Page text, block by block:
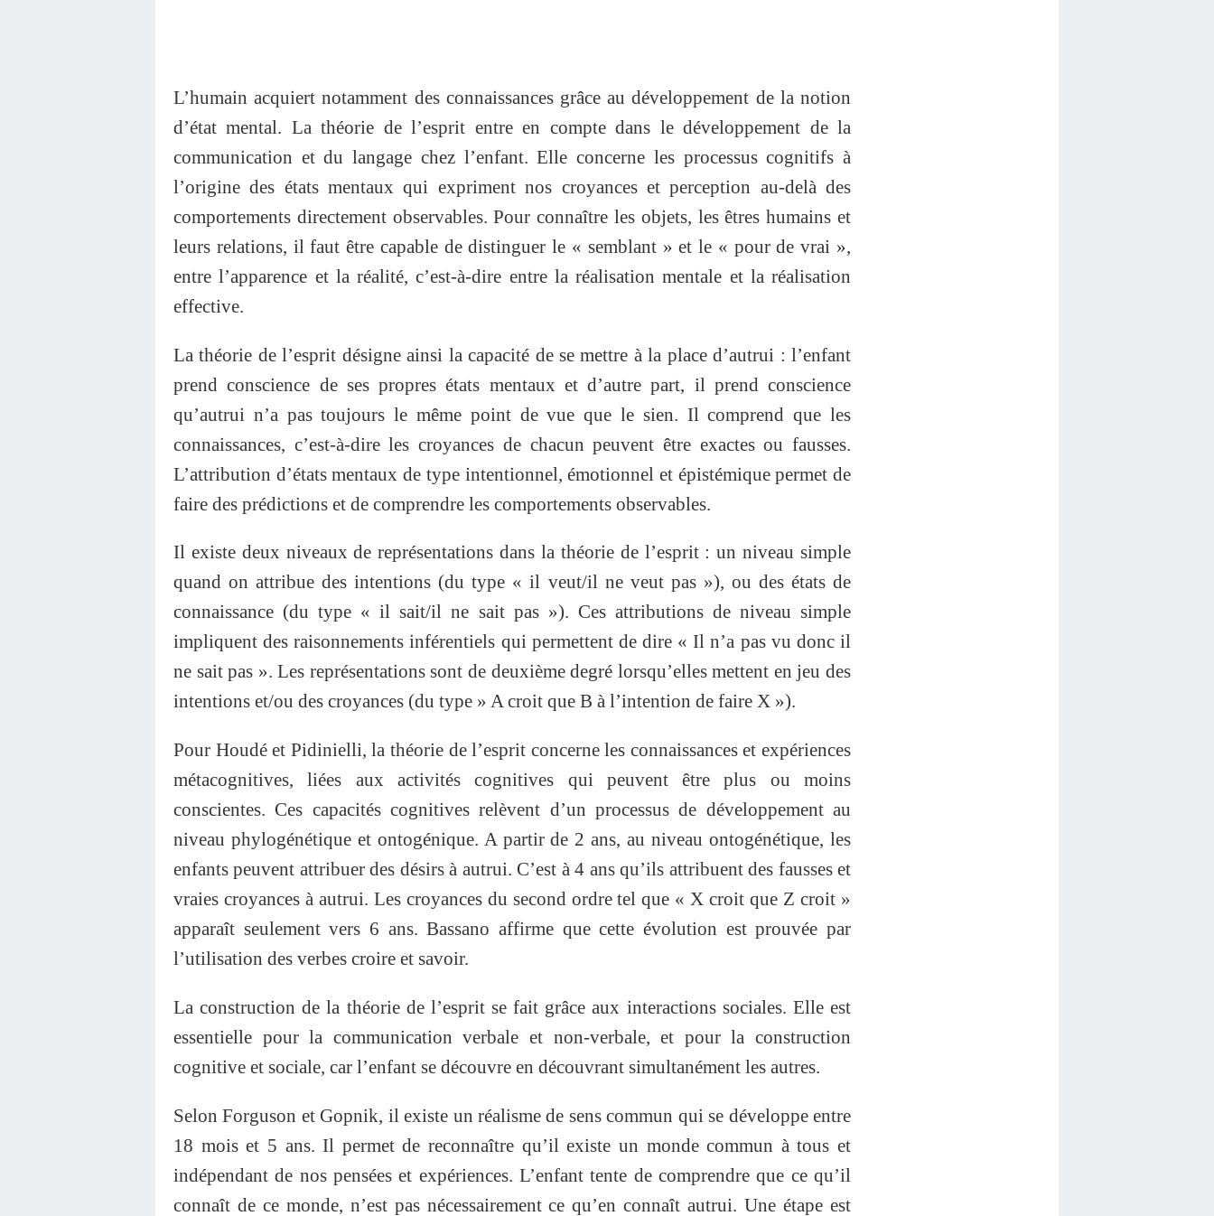
L’humain acquiert notamment des connaissances grâce au développement de la notion
d’état mental. La théorie de l’esprit entre en compte dans le développement de la
communication et du langage chez l’enfant. Elle concerne les processus cognitifs à
l’origine des états mentaux qui expriment nos croyances et perception au-delà des
comportements directement observables. Pour connaître les objets, les êtres humains et
leurs relations, il faut être capable de distinguer le « semblant » et le « pour de vrai »,
entre l’apparence et la réalité, c’est-à-dire entre la réalisation mentale et la réalisation
effective.
La théorie de l’esprit désigne ainsi la capacité de se mettre à la place d’autrui : l’enfant
prend conscience de ses propres états mentaux et d’autre part, il prend conscience
qu’autrui n’a pas toujours le même point de vue que le sien. Il comprend que les
connaissances, c’est-à-dire les croyances de chacun peuvent être exactes ou fausses.
L’attribution d’états mentaux de type intentionnel, émotionnel et épistémique permet de
faire des prédictions et de comprendre les comportements observables.
Il existe deux niveaux de représentations dans la théorie de l’esprit : un niveau simple
quand on attribue des intentions (du type « il veut/il ne veut pas »), ou des états de
connaissance (du type « il sait/il ne sait pas »). Ces attributions de niveau simple
impliquent des raisonnements inférentiels qui permettent de dire « Il n’a pas vu donc il
ne sait pas ». Les représentations sont de deuxième degré lorsqu’elles mettent en jeu des
intentions et/ou des croyances (du type » A croit que B à l’intention de faire X »).
Pour Houdé et Pidinielli, la théorie de l’esprit concerne les connaissances et expériences
métacognitives, liées aux activités cognitives qui peuvent être plus ou moins
conscientes. Ces capacités cognitives relèvent d’un processus de développement au
niveau phylogénétique et ontogénique. A partir de 2 ans, au niveau ontogénétique, les
enfants peuvent attribuer des désirs à autrui. C’est à 4 ans qu’ils attribuent des fausses et
vraies croyances à autrui. Les croyances du second ordre tel que « X croit que Z croit »
apparaît seulement vers 6 ans. Bassano affirme que cette évolution est prouvée par
l’utilisation des verbes croire et savoir.
La construction de la théorie de l’esprit se fait grâce aux interactions sociales. Elle est
essentielle pour la communication verbale et non-verbale, et pour la construction
cognitive et sociale, car l’enfant se découvre en découvrant simultanément les autres.
Selon Forguson et Gopnik, il existe un réalisme de sens commun qui se développe entre
18 mois et 5 ans. Il permet de reconnaître qu’il existe un monde commun à tous et
indépendant de nos pensées et expériences. L’enfant tente de comprendre que ce qu’il
connaît de ce monde, n’est pas nécessairement ce qu’en connaît autrui. Une étape est